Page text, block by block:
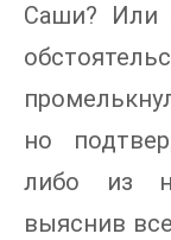
Саши? Или
но
либо из
выяснив